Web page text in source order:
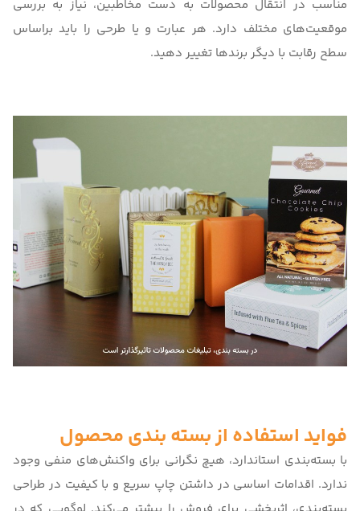
مناسب در انتقال محصولات به دست مخاطبین، نیاز به بررسی
موقعیت‌های مختلف دارد. هر عبارت و یا طرحی را باید براساس
سطح رقابت با دیگر برندها تغییر دهید.
فواید استفاده از بسته‌ بندی محصول
با بسته‌بندی استاندارد، هیچ نگرانی برای واکنش‌های منفی وجود
ندارد. اقدامات اساسی در داشتن چاپ سریع و با کیفیت در طراحی